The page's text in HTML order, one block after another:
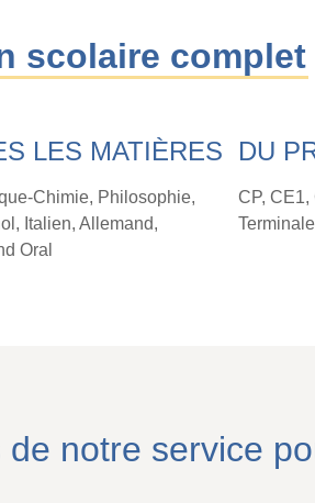
scolaire complet
LES MATIÈRES
Chimie, Philosophie,
Italien, Allemand,
Oral
DU
CP, CE1,
notre service